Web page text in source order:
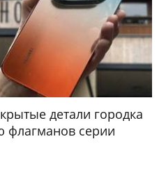
детали городка
флагманов серии